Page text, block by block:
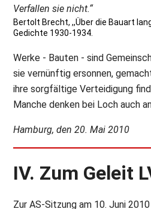
Verfallen sie nicht.“
Bertolt Brecht, ,,Über die Bauart
Gedichte 1930-1934.
Werke - Bauten - sind
sie vernünftig ersonnen,
ihre sorgfältige Verteidigung
Manche denken bei Loch auch
Hamburg, den 20. Mai 2010
IV. Zum Geleit
Zur AS-Sitzung am 10. Juni 2010